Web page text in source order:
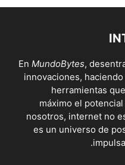
EnMundoBytes,
innovaciones,
máximo el
nosotros, internet
es un universo